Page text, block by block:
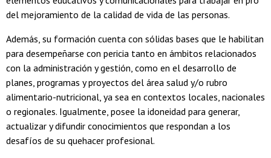
del mejoramiento de la calidad de vida de las personas.
Además, su formación cuenta con sólidas bases que le habilitan
para desempeñarse con pericia tanto en ámbitos relacionados
con la administración y gestión, como en el desarrollo de
planes, programas y proyectos del área salud y/o rubro
alimentario-nutricional, ya sea en contextos locales, nacionales
o regionales. Igualmente, posee la idoneidad para generar,
actualizar y difundir conocimientos que respondan a los
desafíos de su quehacer profesional.